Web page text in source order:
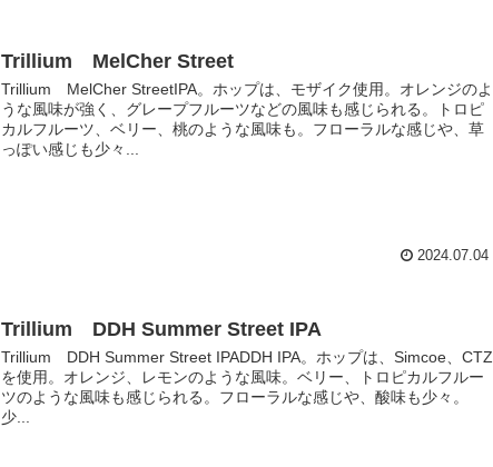
Trillium MelCher Street
Trillium MelCher StreetIPA。ホップは、モザイク使用。オレンジのよ
うな風味が強く、グレープフルーツなどの風味も感じられる。トロピ
カルフルーツ、ベリー、桃のような風味も。フローラルな感じや、草
っぽい感じも少々...
2024.07.04
Trillium DDH Summer Street IPA
Trillium DDH Summer Street IPADDH IPA。ホップは、Simcoe、CTZ
を使用。オレンジ、レモンのような風味。ベリー、トロピカルフルー
ツのような風味も感じられる。フローラルな感じや、酸味も少々。
少...